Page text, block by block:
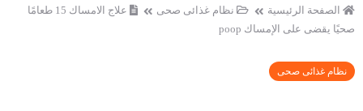
الصفحة الرئيسية نظام غذائى صحى
علاج الامساك 15 طعامًا
صحيًا يقضى على الإمساك poop
نظام غذائى صحى